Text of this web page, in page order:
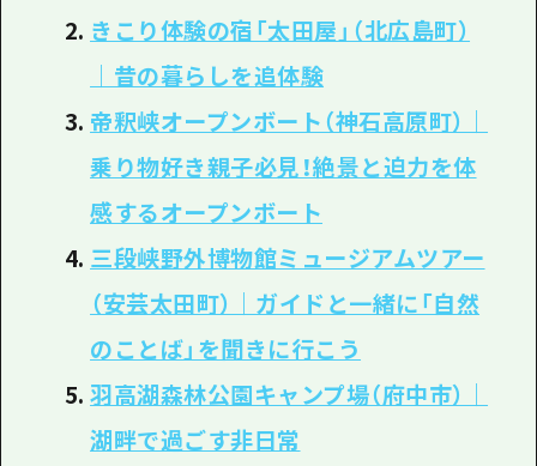
きこり体験の宿「太田屋」（北広島町）
｜昔の暮らしを追体験
帝釈峡オープンボート（神石高原町）｜
乗り物好き親子必見！絶景と迫力を体
感するオープンボート
三段峡野外博物館ミュージアムツアー
（安芸太田町）｜ガイドと一緒に「自然
のことば」を聞きに行こう
羽高湖森林公園キャンプ場（府中市）｜
湖畔で過ごす非日常